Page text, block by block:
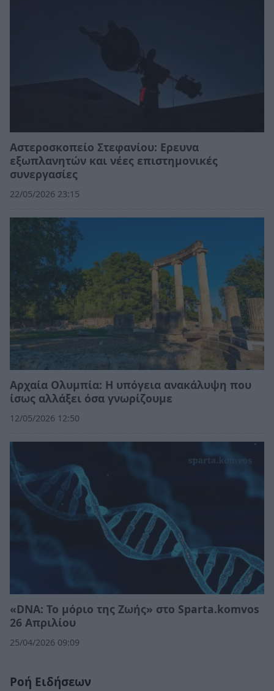
Αστεροσκοπείο Στεφανίου: Ερευνα
εξωπλανητών και νέες επιστημονικές
συνεργασίες
22/05/2026 23:15
Αρχαία Ολυμπία: Η υπόγεια ανακάλυψη που
ίσως αλλάξει όσα γνωρίζουμε
12/05/2026 12:50
«DNA: Το μόριο της Ζωής» στο Sparta.komvos
26 Απριλίου
25/04/2026 09:09
Ροή Ειδήσεων